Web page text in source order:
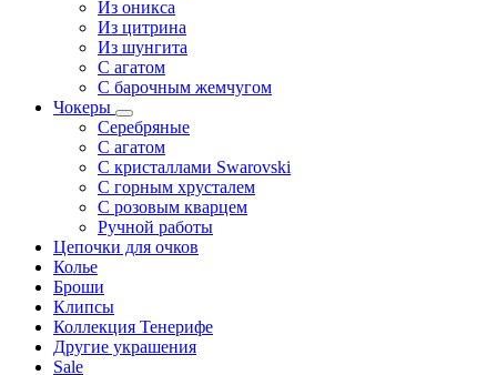
Из оникса
Из цитрина
Из шунгита
С агатом
С барочным жемчугом
Чокеры
Серебряные
С агатом
С кристаллами Swarovski
С горным хрусталем
С розовым кварцем
Ручной работы
Цепочки для очков
Колье
Броши
Клипсы
Коллекция Тенерифе
Другие украшения
Sale